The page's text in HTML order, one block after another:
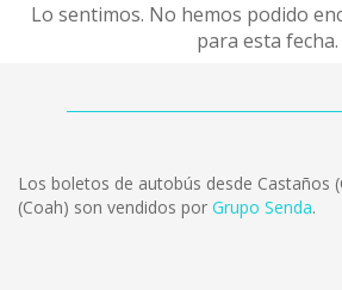
Lo sentimos. No hemos podido
para esta fecha.
Los boletos de autobús desde Castaños
(Coah) son vendidos por Grupo Senda.